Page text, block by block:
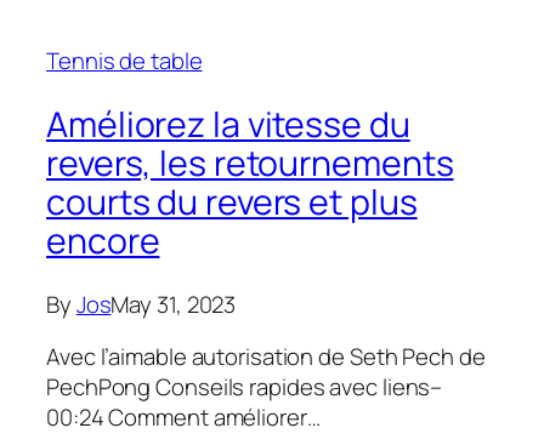
Tennis de table
Améliorez la vitesse du
revers, les retournements
courts du revers et plus
encore
ByJosMay 31, 2023
Avec l’aimable autorisation de Seth Pech de
PechPong Conseils rapides avec liens–
00:24 Comment améliorer…